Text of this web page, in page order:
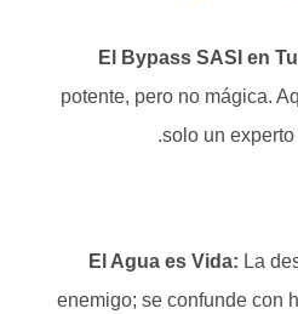
El Bypass SASI en
potente, pero no mágica.
solo un
El Agua es Vida:La
enemigo; se confunde con